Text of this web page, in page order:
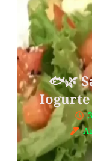
🐟🌿
Iogurte